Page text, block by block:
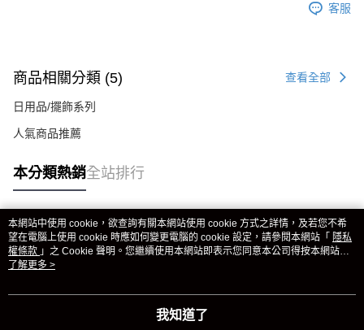
客服
商品相關分類 (5) 查看全部
日用品/擺飾系列
人氣商品推薦
本分類熱銷全站排行
熱門標籤
本網站中使用 cookie，欲查詢有關本網站使用 cookie 方式之詳情，及若您不希
望在電腦上使用 cookie 時應如何變更電腦的 cookie 設定，請參閱本網站「 隱私
權條款 」之 Cookie 聲明。您繼續使用本網站即表示您同意本公司得按本網站使
用條款之 Cookie 聲明使用 cookie。
了解更多 >
我知道了